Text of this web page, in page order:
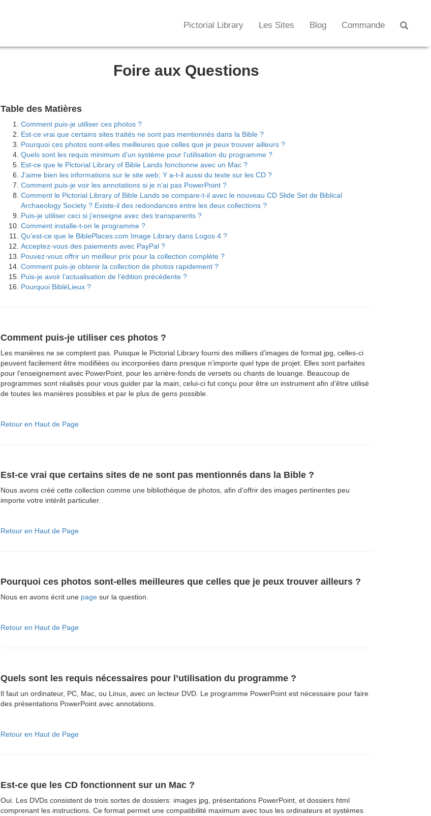
Pictorial Library Les Sites Blog Commande
Foire aux Questions
Table des Matières
Comment puis-je utiliser ces photos ?
Est-ce vrai que certains sites traités ne sont pas mentionnés dans la Bible ?
Pourquoi ces photos sont-elles meilleures que celles que je peux trouver ailleurs ?
Quels sont les requis minimum d’un système pour l’utilisation du programme ?
Est-ce que le Pictorial Library of Bible Lands fonctionne avec un Mac ?
J’aime bien les informations sur le site web; Y a-t-il aussi du texte sur les CD ?
Comment puis-je voir les annotations si je n’ai pas PowerPoint ?
Comment le Pictorial Library of Bible Lands se compare-t-il avec le nouveau CD Slide Set de Biblical
Archaeology Society ? Existe-il des redondances entre les deux collections ?
Puis-je utiliser ceci si j’enseigne avec des transparents ?
Comment installe-t-on le programme ?
Qu’est-ce que le BiblePlaces.com Image Library dans Logos 4 ?
Acceptez-vous des paiements avec PayPal ?
Pouvez-vous offrir un meilleur prix pour la collection complète ?
Comment puis-je obtenir la collection de photos rapidement ?
Puis-je avoir l’actualisation de l’édition précédente ?
Pourquoi BibléLieux ?
Comment puis-je utiliser ces photos ?
Les manières ne se comptent pas. Puisque le Pictorial Library fourni des milliers d’images de format jpg, celles-ci
peuvent facilement être modifiées ou incorporées dans presque n’importe quel type de projet. Elles sont parfaites
pour l’enseignement avec PowerPoint, pour les arrière-fonds de versets ou chants de louange. Beaucoup de
programmes sont réalisés pour vous guider par la main; celui-ci fut conçu pour être un instrument afin d’être utilisé
de toutes les manières possibles et par le plus de gens possible.
Retour en Haut de Page
Est-ce vrai que certains sites de ne sont pas mentionnés dans la Bible ?
Nous avons créé cette collection comme une bibliothèque de photos, afin d’offrir des images pertinentes peu
importe votre intérêt particulier.
Retour en Haut de Page
Pourquoi ces photos sont-elles meilleures que celles que je peux trouver ailleurs ?
Nous en avons écrit une page sur la question.
Retour en Haut de Page
Quels sont les requis nécessaires pour l’utilisation du programme ?
Il faut un ordinateur, PC, Mac, ou Linux, avec un lecteur DVD. Le programme PowerPoint est nécessaire pour faire
des présentations PowerPoint avec annotations.
Retour en Haut de Page
Est-ce que les CD fonctionnent sur un Mac ?
Oui. Les DVDs consistent de trois sortes de dossiers: images jpg, présentations PowerPoint, et dossiers html
comprenant les instructions. Ce format permet une compatibilité maximum avec tous les ordinateurs et systèmes